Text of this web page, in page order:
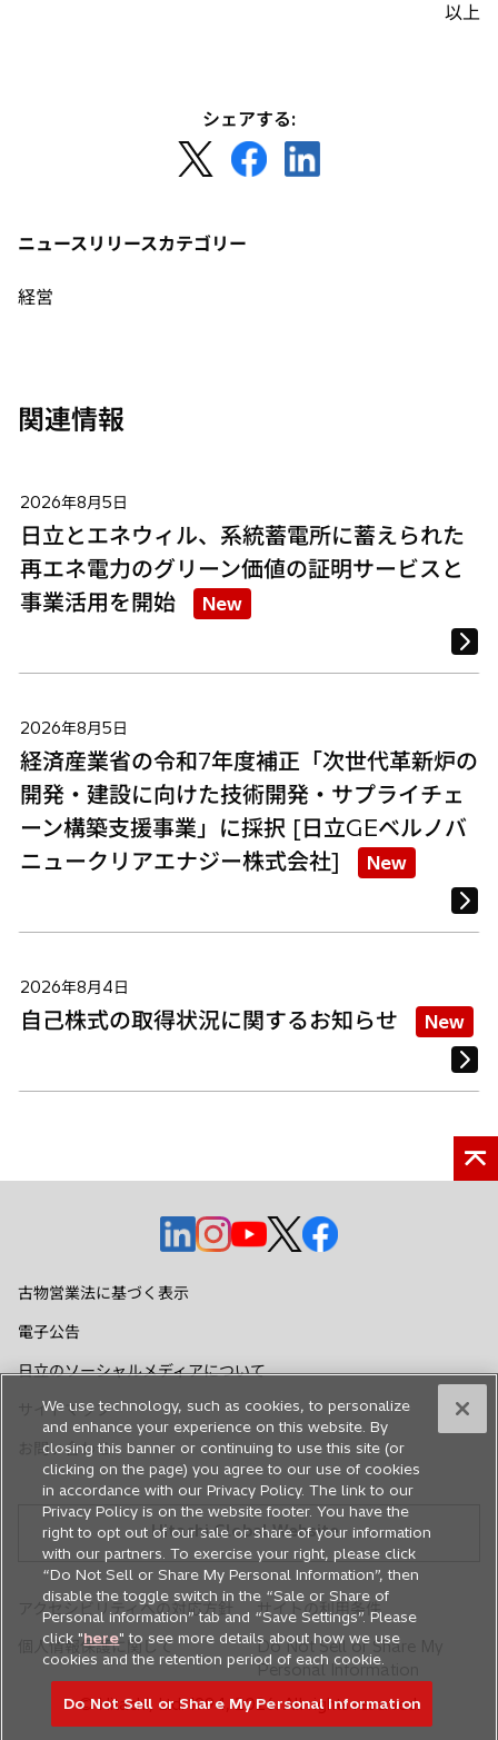
以上
シェアする:
し
タ
新
し
ニュースリリースカテゴリー
経営
関連情報
2026年8月5日
日立とエネウィル、系統蓄電所に蓄えられた
再エネ電力のグリーン価値の証明サービスと
事業活用を開始
New
2026年8月5日
経済産業省の令和7年度補正「次世代革新炉の
開発・建設に向けた技術開発・サプライチェ
ーン構築支援事業」に採択 [日立GEベルノバ
ニュークリアエナジー株式会社]
New
2026年8月4日
自己株式の取得状況に関するお知らせ New
新
し
で
く
新
で
く
新
し
く
新
し
く
新
く
古物営業法に基づく表示
電子公告
日立のソーシャルメディアについて
サイトマップ
お問い合わせ
Hitachi Global Website
© Hitachi, Ltd. 1994,2026. All rights reserved.
アクセシビリティへの対応方針
サイトの利用条件
個人情報保護に関して
Do Not Sell or Share My
Personal Information
We use technology, such as cookies, to personalize
and enhance your experience on this website. By
closing this banner or continuing to use this site (or
clicking on the page) you agree to our use of cookies
in accordance with our Privacy Policy. The link to our
Privacy Policy is on the website footer. You have the
right to opt out of our sale or share of your information
with our partners. To exercise your right, please click
“Do Not Sell or Share My Personal Information”, then
disable the toggle switch in the “Sale or Share of
Personal information” tab and “Save Settings”. Please
click "here" to see more details about how we use
cookies and the retention period of each cookie.
Do Not Sell or Share My Personal Information